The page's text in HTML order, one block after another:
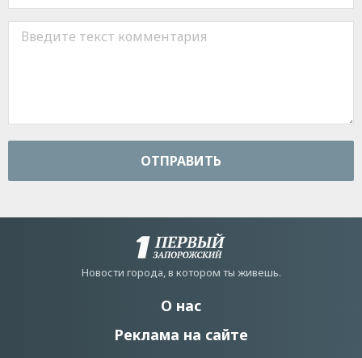
ОТПРАВИТЬ
Новости города, в котором ты живешь.
О нас
Реклама на сайте